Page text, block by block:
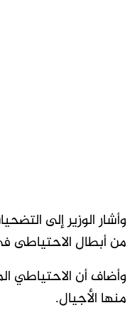
وأشار الوزير إلى
من أبطال الاحتياطى
وأضاف أن الاحتياطي
منها الأجيال.